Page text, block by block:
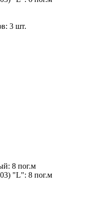
3 шт.
8 пог.м
"L": 8 пог.м